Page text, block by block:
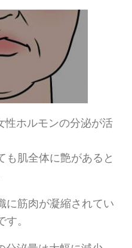
性ホルモンの分泌が活
も肌全体に艶があると
に筋肉が凝縮されてい
。